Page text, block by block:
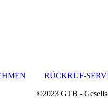
RÜCKRUF-
©2023 GTB -